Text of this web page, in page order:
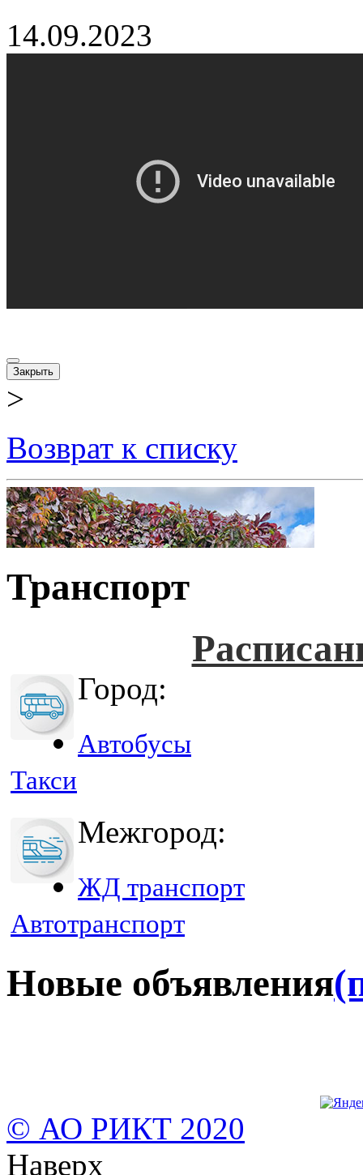
14.09.2023
Закрыть
>
Возврат к списку
Транспорт
Город:
Автобусы
Такси
Межгород:
ЖД транспорт
Автотранспорт
Новые объявления
© АО РИКТ 2020
Наверх